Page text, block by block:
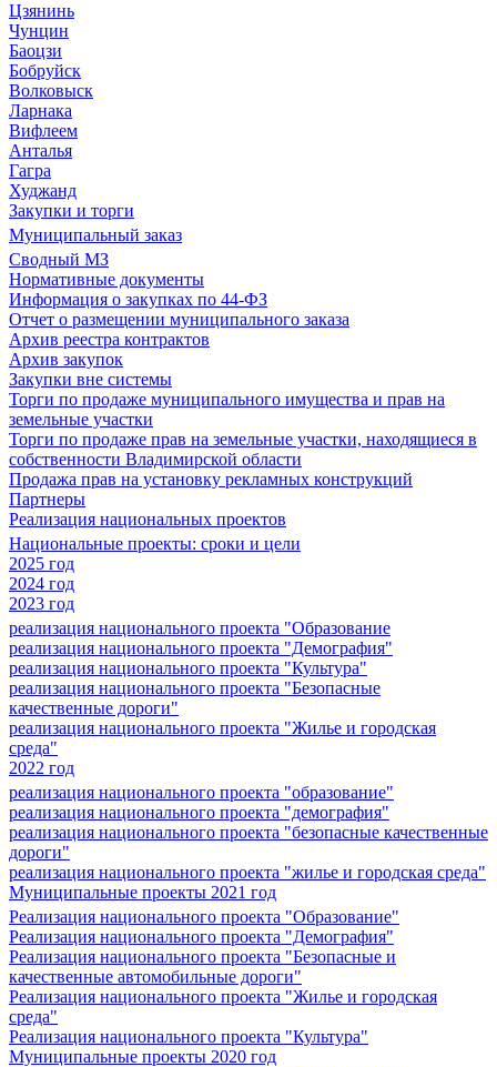
Цзянинь
Чунцин
Баоцзи
Бобруйск
Волковыск
Ларнака
Вифлеем
Анталья
Гагра
Худжанд
Закупки и торги
Муниципальный заказ
Сводный МЗ
Нормативные документы
Информация о закупках по 44-ФЗ
Отчет о размещении муниципального заказа
Архив реестра контрактов
Архив закупок
Закупки вне системы
Торги по продаже муниципального имущества и прав на
земельные участки
Торги по продаже прав на земельные участки, находящиеся в
собственности Владимирской области
Продажа прав на установку рекламных конструкций
Партнеры
Реализация национальных проектов
Национальные проекты: сроки и цели
2025 год
2024 год
2023 год
реализация национального проекта "Образование
реализация национального проекта "Демография"
реализация национального проекта "Культура"
реализация национального проекта "Безопасные
качественные дороги"
реализация национального проекта "Жилье и городская
среда"
2022 год
реализация национального проекта "образование"
реализация национального проекта "демография"
реализация национального проекта "безопасные качественные
дороги"
реализация национального проекта "жилье и городская среда"
Муниципальные проекты 2021 год
Реализация национального проекта "Образование"
Реализация национального проекта "Демография"
Реализация национального проекта "Безопасные и
качественные автомобильные дороги"
Реализация национального проекта "Жилье и городская
среда"
Реализация национального проекта "Культура"
Муниципальные проекты 2020 год